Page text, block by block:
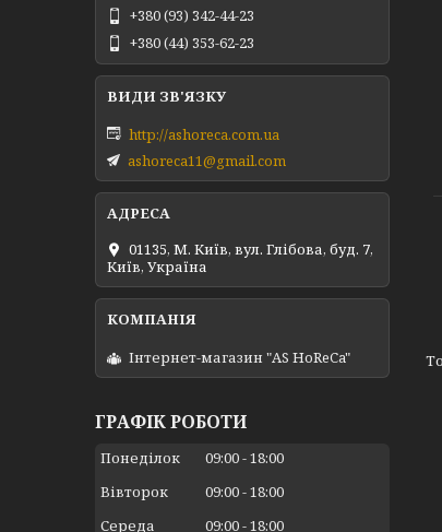
+380 (93) 342-44-23
+380 (44) 353-62-23
http://ashoreca.com.ua
ashoreca11@gmail.com
01135, М. Київ, вул. Глібова, буд. 7,
Київ, Україна
Інтернет-магазин "AS HoReCa"
ГРАФІК РОБОТИ
Понеділок 09:00 18:00
Вівторок
09:00 18:00
Середа
09:00 18:00